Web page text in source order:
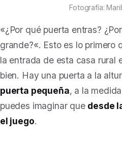
Fotografía:
«¿Por qué puerta entras?
grande?«. Esto es lo primero
la entrada de esta casa rural
bien. Hay una puerta a la
puerta pequeña, a la
puedes imaginar que desde
el juego.